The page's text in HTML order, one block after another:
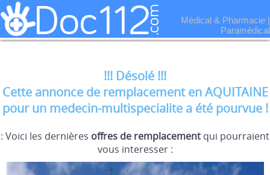
Médical & Pharmacie |
Paramédical
!!! Désolé !!!
Cette annonce de remplacement en AQUITAINE
pour un medecin-multispecialite a été pourvue !
: Voici les dernières offres de remplacement qui pourraient
vous interesser :